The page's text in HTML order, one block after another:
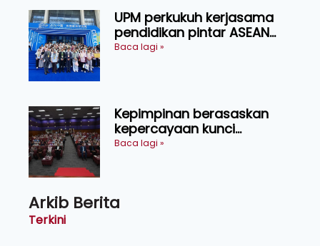
UPM perkukuh kerjasama
pendidikan pintar ASEAN
menerusi lawatan rasmi ke
Baca lagi »
Kepimpinan berasaskan
kepercayaan kunci
kecemerlangan institusi -
Baca lagi »
Arkib Berita
Terkini